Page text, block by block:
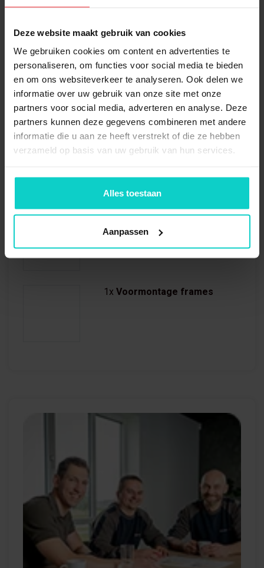
Deze website maakt gebruik van cookies
We gebruiken cookies om content en advertenties te
personaliseren, om functies voor social media te bieden
en om ons websiteverkeer te analyseren. Ook delen we
informatie over uw gebruik van onze site met onze
partners voor social media, adverteren en analyse. Deze
partners kunnen deze gegevens combineren met andere
informatie die u aan ze heeft verstrekt of die ze hebben
verzameld op basis van uw gebruik van hun services.
Alles toestaan
Aanpassen
4000x1100mm - 849/23 new
excl. voormontage
4xLigger Kimer 360cm - 135-5
/ 5H (13x5cm) new
8x Borgpen Kimer
palletstelling - new
84/715 new
4xAnker M-10
1x Voormontage frames